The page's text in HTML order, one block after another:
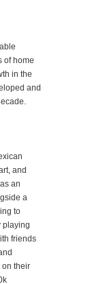
of home
in the
and
and
an
a
to
playing
friends
on their